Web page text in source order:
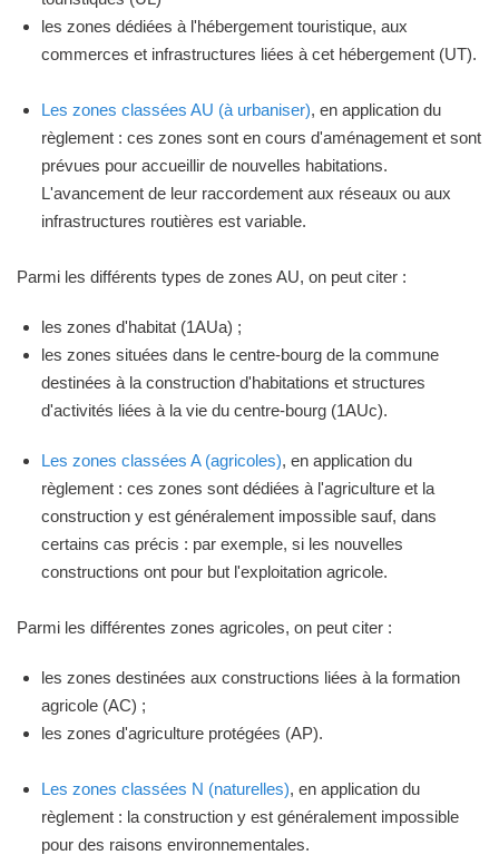
les zones dédiées à l'hébergement touristique, aux
commerces et infrastructures liées à cet hébergement (UT).
Les zones classées AU (à urbaniser), en application du
règlement : ces zones sont en cours d'aménagement et sont
prévues pour accueillir de nouvelles habitations.
L'avancement de leur raccordement aux réseaux ou aux
infrastructures routières est variable.
Parmi les différents types de zones AU, on peut citer :
les zones d'habitat (1AUa) ;
les zones situées dans le centre-bourg de la commune
destinées à la construction d'habitations et structures
d'activités liées à la vie du centre-bourg (1AUc).
Les zones classées A (agricoles), en application du
règlement : ces zones sont dédiées à l'agriculture et la
construction y est généralement impossible sauf, dans
certains cas précis : par exemple, si les nouvelles
constructions ont pour but l'exploitation agricole.
Parmi les différentes zones agricoles, on peut citer :
les zones destinées aux constructions liées à la formation
agricole (AC) ;
les zones d'agriculture protégées (AP).
Les zones classées N (naturelles), en application du
règlement : la construction y est généralement impossible
pour des raisons environnementales.